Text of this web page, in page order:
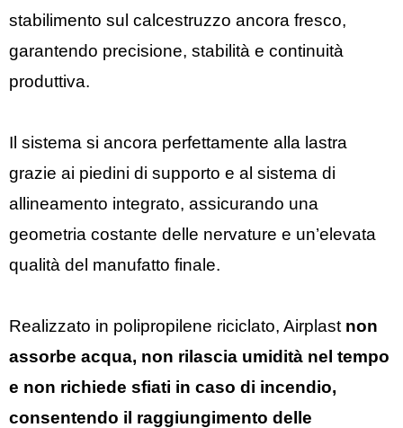
stabilimento sul calcestruzzo ancora fresco,
garantendo precisione, stabilità e continuità
produttiva.
Il sistema si ancora perfettamente alla lastra
grazie ai piedini di supporto e al sistema di
allineamento integrato, assicurando una
geometria costante delle nervature e un’elevata
qualità del manufatto finale.
Realizzato in polipropilene riciclato, Airplast non
assorbe acqua, non rilascia umidità nel tempo
e non richiede sfiati in caso di incendio,
consentendo il raggiungimento delle